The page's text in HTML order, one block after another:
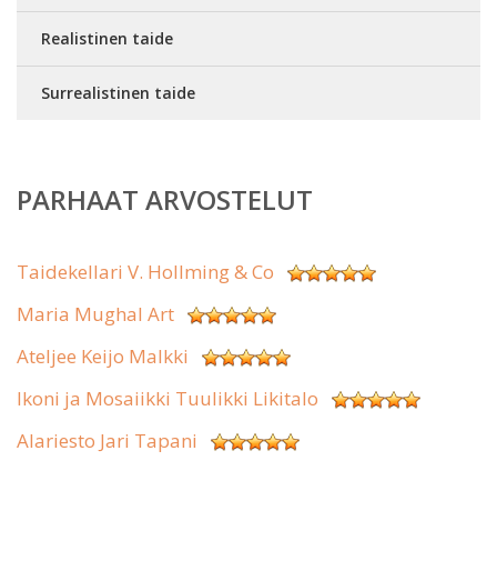
Realistinen taide
Surrealistinen taide
PARHAAT ARVOSTELUT
Taidekellari V. Hollming & Co
Maria Mughal Art
Ateljee Keijo Malkki
Ikoni ja Mosaiikki Tuulikki Likitalo
Alariesto Jari Tapani